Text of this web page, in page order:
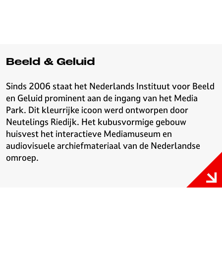
Beeld & Geluid
Sinds 2006 staat het Nederlands Instituut voor Beeld
en Geluid prominent aan de ingang van het Media
Park. Dit kleurrijke icoon werd ontworpen door
Neutelings Riedijk. Het kubusvormige gebouw
huisvest het interactieve Mediamuseum en
audiovisuele archiefmateriaal van de Nederlandse
omroep.